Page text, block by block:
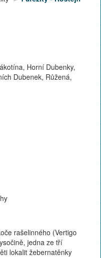
Horní Dubenky,
Dubenek, Růžená,
rašelinného (Vertigo
jedna ze tří
lokalit žebernatěnky